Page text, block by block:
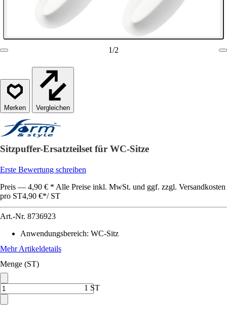
1/2
Vergleichen
Sitzpuffer-Ersatzteilset für WC-Sitze
Erste Bewertung schreiben
Preis — 4,90 € * Alle Preise inkl. MwSt. und ggf. zzgl. Versandkosten
pro ST4,90 €*/ ST
Art.-Nr. 8736923
Anwendungsbereich: WC-Sitz
Mehr Artikeldetails
Menge (ST)
1 ST